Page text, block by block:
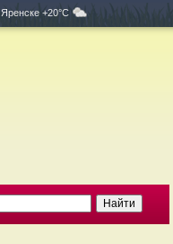
Яренске +20°C